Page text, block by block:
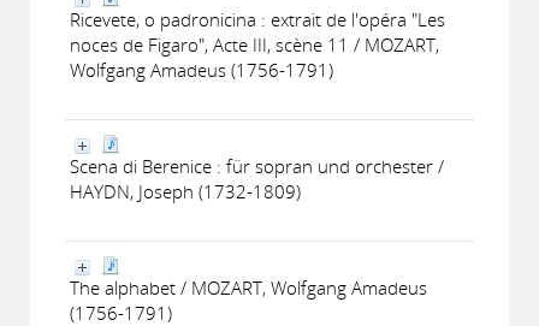
Ricevete, o padronicina : extrait de l'opéra "Les
noces de Figaro", Acte III, scène 11 / MOZART,
Wolfgang Amadeus (1756-1791)
Scena di Berenice : für sopran und orchester /
HAYDN, Joseph (1732-1809)
The alphabet / MOZART, Wolfgang Amadeus
(1756-1791)